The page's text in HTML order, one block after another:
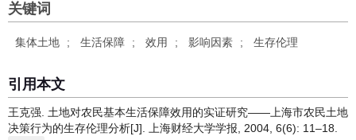
关键词
集体土地 ; 生活保障 ; 效用 ; 影响因素 ; 生存伦理
引用本文
王克强. 土地对农民基本生活保障效用的实证研究——上海市农民土地
决策行为的生存伦理分析[J]. 上海财经大学学报, 2004, 6(6): 11–18.